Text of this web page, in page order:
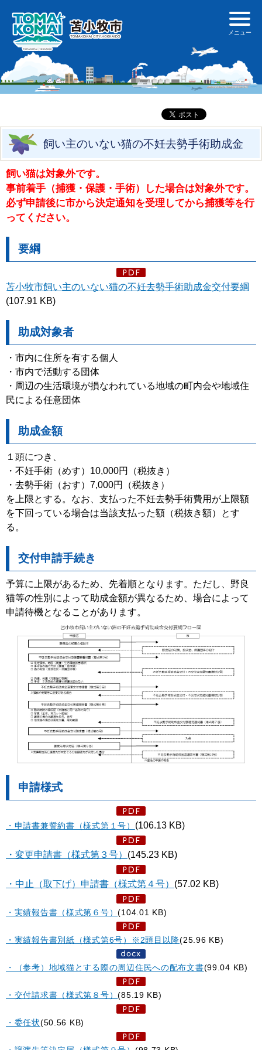
飼い主のいない猫の不妊去勢手術助成金
飼い猫は対象外です。
事前着手（捕獲・保護・手術）した場合は対象外です。
必ず申請後に市から決定通知を受理してから捕獲等を行
ってください。
要綱
苫小牧市飼い主のいない猫の不妊去勢手術助成金交付要綱
(107.91 KB)
助成対象者
・市内に住所を有する個人
・市内で活動する団体
・周辺の生活環境が損なわれている地域の町内会や地域住
民による任意団体
助成金額
１頭につき、
・不妊手術（めす）10,000円（税抜き）
・去勢手術（おす）7,000円（税抜き）
を上限とする。なお、支払った不妊去勢手術費用が上限額
を下回っている場合は当該支払った額（税抜き額）とす
る。
交付申請手続き
予算に上限があるため、先着順となります。ただし、野良
猫等の性別によって助成金額が異なるため、場合によって
申請待機となることがあります。
申請様式
・申請書兼誓約書（様式第１号） (106.13 KB)
・変更申請書（様式第３号） (145.23 KB)
・中止（取下げ）申請書（様式第４号） (57.02 KB)
・実績報告書（様式第６号）(104.01 KB)
・実績報告書別紙（様式第6号）※2頭目以降(25.96 KB)
・（参考）地域猫とする際の周辺住民への配布文書(99.04 KB)
・交付請求書（様式第８号）(85.19 KB)
・委任状(50.56 KB)